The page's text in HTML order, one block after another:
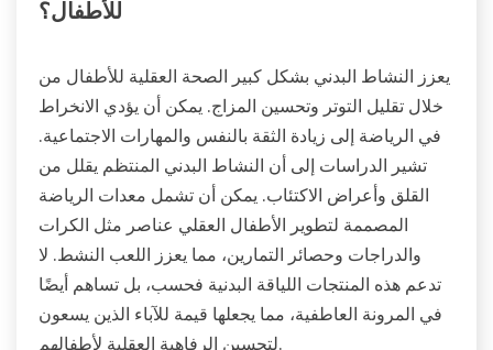
للأطفال؟
يعزز النشاط البدني بشكل كبير الصحة العقلية للأطفال من
خلال تقليل التوتر وتحسين المزاج. يمكن أن يؤدي الانخراط
في الرياضة إلى زيادة الثقة بالنفس والمهارات الاجتماعية.
تشير الدراسات إلى أن النشاط البدني المنتظم يقلل من
القلق وأعراض الاكتئاب. يمكن أن تشمل معدات الرياضة
المصممة لتطوير الأطفال العقلي عناصر مثل الكرات
والدراجات وحصائر التمارين، مما يعزز اللعب النشط. لا
تدعم هذه المنتجات اللياقة البدنية فحسب، بل تساهم أيضًا
في المرونة العاطفية، مما يجعلها قيمة للآباء الذين يسعون
لتحسين الرفاهية العقلية لأطفالهم.